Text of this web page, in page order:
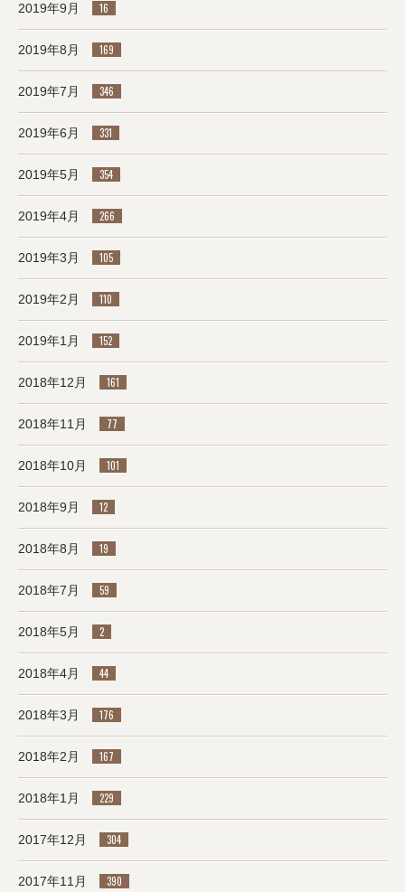
2019年9月 16
2019年8月 169
2019年7月 346
2019年6月 331
2019年5月 354
2019年4月 266
2019年3月 105
2019年2月 110
2019年1月 152
2018年12月 161
2018年11月 77
2018年10月 101
2018年9月 12
2018年8月 19
2018年7月 59
2018年5月 2
2018年4月 44
2018年3月 176
2018年2月 167
2018年1月 229
2017年12月 304
2017年11月 390